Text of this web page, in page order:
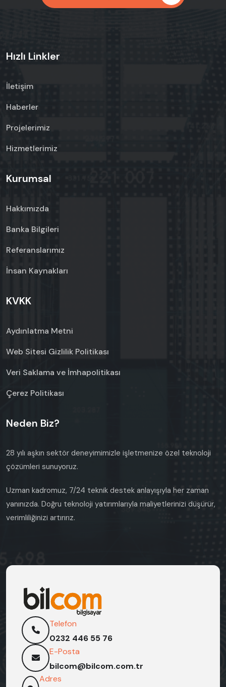
Hızlı Linkler
İletişim
Haberler
Projelerimiz
Hizmetlerimiz
Kurumsal
Hakkımızda
Banka Bilgileri
Referanslarımız
İnsan Kaynakları
KVKK
Aydınlatma Metni
Web Sitesi Gizlilik Politikası
Veri Saklama ve İmhapolitikası
Çerez Politikası
Neden Biz?
28 yılı aşkın sektör deneyimimizle işletmenize özel teknoloji
çözümleri sunuyoruz.
Uzman kadromuz, 7/24 teknik destek anlayışıyla her zaman
yanınızda. Doğru teknoloji yatırımlarıyla maliyetlerinizi düşürür,
verimliliğinizi artırırız.
Telefon
0232 446 55 76
E-Posta
bilcom@bilcom.com.tr
Adres